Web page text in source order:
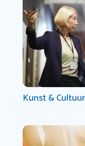
Kunst & Cultuur